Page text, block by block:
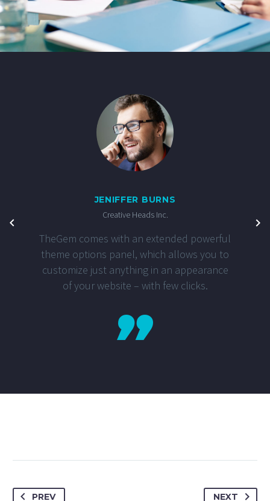
JENIFFER BURNS
Creative Heads Inc.
TheGem comes with an extended powerful
theme options panel, which allows you to
customize just anything in an appearance
of your website – with few clicks.
PREV NEXT